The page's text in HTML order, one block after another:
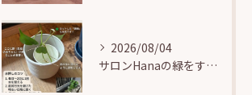
2026/08/04
サロンHanaの緑をすくすく育てる🌱駒込で観葉植物の「水挿し」に挑戦中！